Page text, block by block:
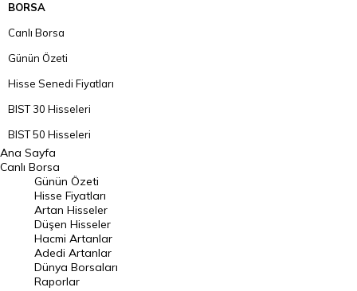
BORSA
Canlı Borsa
Günün Özeti
Hisse Senedi Fiyatları
BIST 30 Hisseleri
BIST 50 Hisseleri
BIST 100 Hisseleri
En Çok Artan Hisseler
En Çok Düşen Hisseler
Hacmi Artanlar
Geçmiş Kapanışlar
Dünya Borsaları
Ana Sayfa
Canlı Borsa
Günün Özeti
Hisse Fiyatları
Artan Hisseler
Düşen Hisseler
Hacmi Artanlar
Adedi Artanlar
Dünya Borsaları
Raporlar